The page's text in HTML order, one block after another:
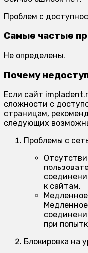
Проблем с
Самые частые
Не определены.
Почему
Если сайт
сложности с
страницам,
следующих
Проблемы с
к сайтам.
при
Блокировка на